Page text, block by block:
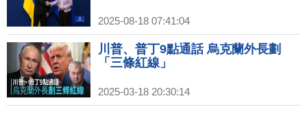
2025-08-18 07:41:04
川普、普丁9點通話 烏克蘭外長劃
「三條紅線」
2025-03-18 20:30:14